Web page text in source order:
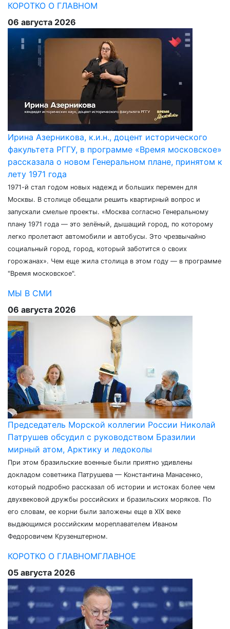
КОРОТКО О ГЛАВНОМ
06 августа 2026
Ирина Азерникова, к.и.н., доцент исторического
факультета РГГУ, в программе «Время московское»
рассказала о новом Генеральном плане, принятом к
лету 1971 года
1971-й стал годом новых надежд и больших перемен для
Москвы. В столице обещали решить квартирный вопрос и
запускали смелые проекты. «Москва согласно Генеральному
плану 1971 года — это зелёный, дышащий город, по которому
легко пролетают автомобили и автобусы. Это чрезвычайно
социальный город, город, который заботится о своих
горожанах». Чем еще жила столица в этом году — в программе
"Время московское".
МЫ В СМИ
06 августа 2026
Председатель Морской коллегии России Николай
Патрушев обсудил с руководством Бразилии
мирный атом, Арктику и ледоколы
При этом бразильские военные были приятно удивлены
докладом советника Патрушева — Константина Манасенко,
который подробно рассказал об истории и истоках более чем
двухвековой дружбы российских и бразильских моряков. По
его словам, ее корни были заложены еще в XIX веке
выдающимся российским мореплавателем Иваном
Федоровичем Крузенштерном.
КОРОТКО О ГЛАВНОМГЛАВНОЕ
05 августа 2026